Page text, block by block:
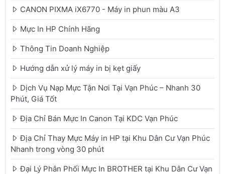
CANON PIXMA iX6770 - Máy in phun màu A3
Mực In HP Chính Hãng
Thông Tin Doanh Nghiệp
Hướng dẫn xử lý máy in bị kẹt giấy
Dịch Vụ Nạp Mực Tận Nơi Tại Vạn Phúc – Nhanh 30
Phút, Giá Tốt
Địa Chỉ Bán Mực In Canon Tại KDC Vạn Phúc
Địa Chỉ Thay Mực Máy in HP tại Khu Dân Cư Vạn Phúc
Nhanh trong vòng 30 phút
Đại Lý Phân Phối Mực In BROTHER tại Khu Dân Cư Vạn